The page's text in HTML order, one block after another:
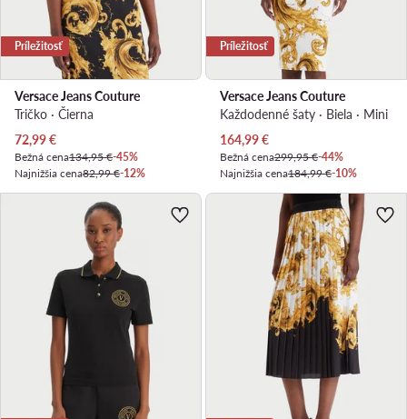
Príležitosť
Versace Jeans Couture
Tričko · Čierna
Aktuálna cena
72,99€
Bežná cena134,95 €-45%
Najnižšia cena82,99 €-12%
Príležitosť
Versace Jeans Couture
Každodenné šaty · Biela · Mini
Aktuálna cena
164,99€
Bežná cena299,95 €-44%
Najnižšia cena184,99 €-10%